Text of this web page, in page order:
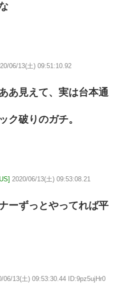
06/13(土) 09:51:10.92
あ見えて、実は台本通
ク破りのガチ。
2020/06/13(土) 09:53:08.21
ーずっとやってれば平
06/13(土) 09:53:30.44 ID:9pz5ujHr0